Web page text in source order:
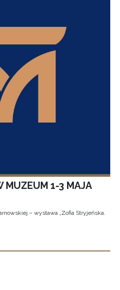
MUZEUM 1-3 MAJA
– wystawa „Zofia Stryjeńska.